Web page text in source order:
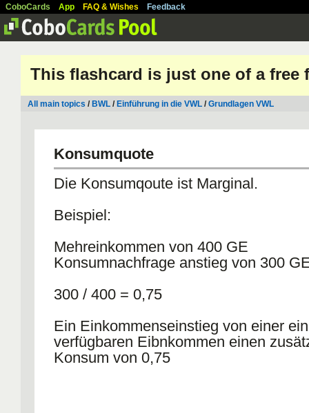
CoboCards App FAQ & Wishes Feedback
This flashcard is just one of a free
All main topics / BWL / Einführung in die VWL /Grundlagen VWL
Konsumquote
Die Konsumqoute ist Marginal.
Beispiel:
Mehreinkommen von 400 GE
Konsumnachfrage anstieg von 300
300 / 400 = 0,75
Ein Einkommenseinstieg von einer
verfügbaren Eibnkommen einen
Konsum von 0,75